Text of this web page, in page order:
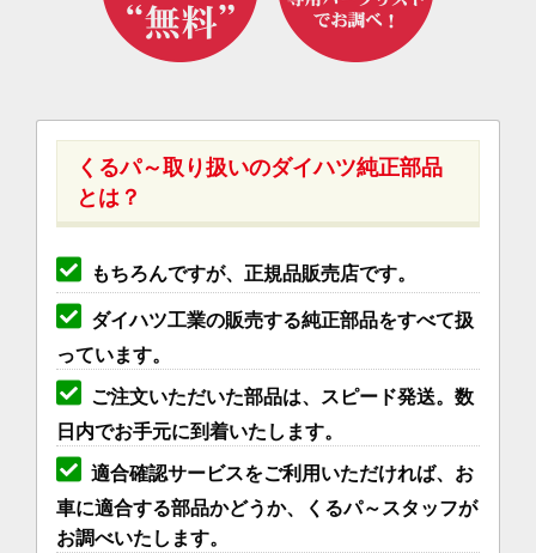
くるパ～取り扱いのダイハツ純正部品
とは？
もちろんですが、正規品販売店です。
ダイハツ工業の販売する純正部品をすべて扱
っています。
ご注文いただいた部品は、スピード発送。数
日内でお手元に到着いたします。
適合確認サービスをご利用いただければ、お
車に適合する部品かどうか、くるパ～スタッフが
お調べいたします。